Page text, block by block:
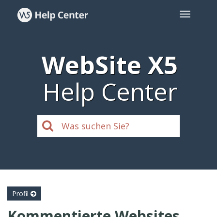
WebSite X5
Help Center
Profil